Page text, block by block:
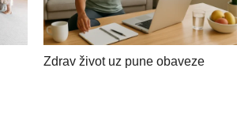
Zdrav život uz pune obaveze